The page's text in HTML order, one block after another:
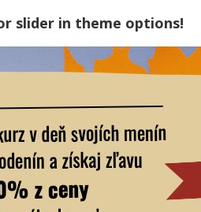
slider in theme options!